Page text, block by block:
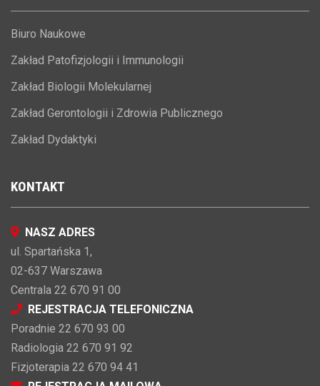
Biuro Naukowe
Zakład Patofizjologii i Immunologii
Zakład Biologii Molekularnej
Zakład Gerontologii i Zdrowia Publicznego
Zakład Dydaktyki
KONTAKT
NASZ ADRES
ul. Spartańska 1,
02-637 Warszawa
Centrala 22 670 91 00
REJESTRACJA TELEFONICZNA
Poradnie 22 670 93 00
Radiologia 22 670 91 92
Fizjoterapia 22 670 94 41